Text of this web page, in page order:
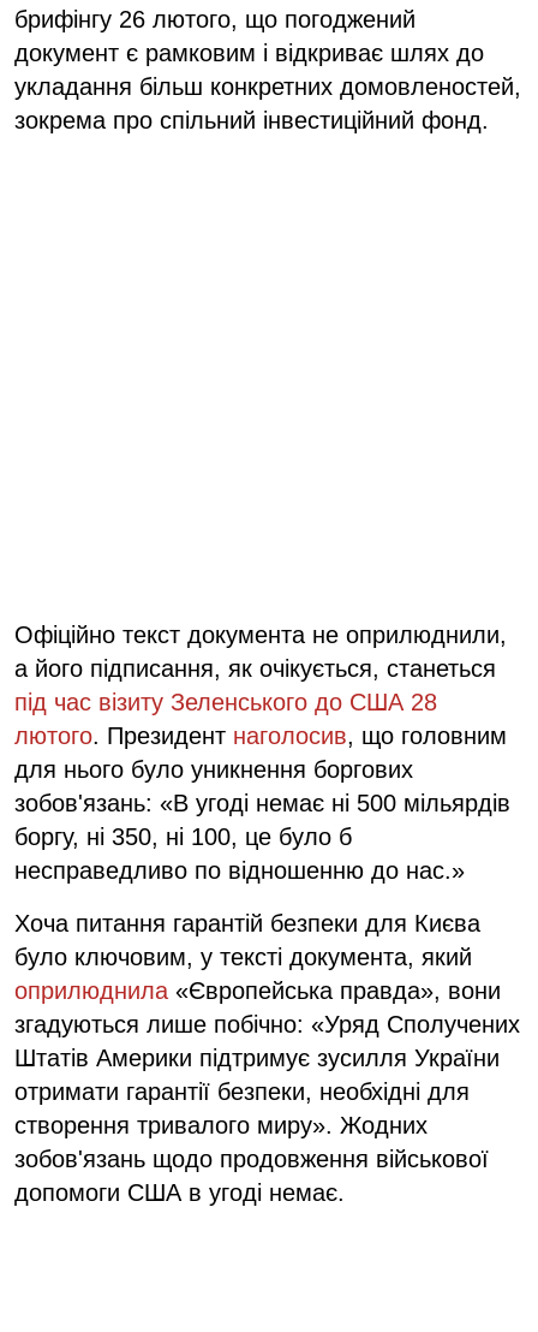
брифінгу 26 лютого, що погоджений
документ є рамковим і відкриває шлях до
укладання більш конкретних домовленостей,
зокрема про спільний інвестиційний фонд.
Офіційно текст документа не оприлюднили,
а його підписання, як очікується, станеться
під час візиту Зеленського до США 28
лютого. Президент наголосив, що головним
для нього було уникнення боргових
зобов'язань: «В угоді немає ні 500 мільярдів
боргу, ні 350, ні 100, це було б
несправедливо по відношенню до нас.»
Хоча питання гарантій безпеки для Києва
було ключовим, у тексті документа, який
оприлюднила «Європейська правда», вони
згадуються лише побічно: «Уряд Сполучених
Штатів Америки підтримує зусилля України
отримати гарантії безпеки, необхідні для
створення тривалого миру». Жодних
зобов'язань щодо продовження військової
допомоги США в угоді немає.